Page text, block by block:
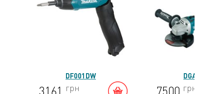
DF001DW
грн
DGA504Z
грн